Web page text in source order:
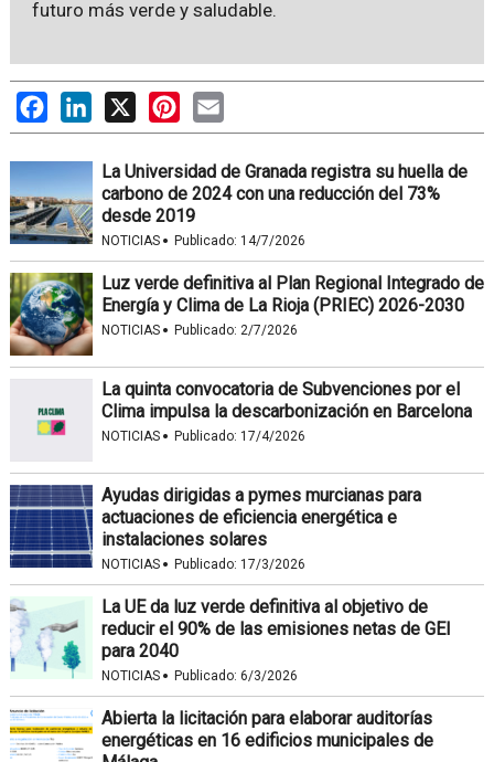
futuro más verde y saludable.
FacebookLinkedIn
X PinterestEmail
La Universidad de Granada registra su huella de
carbono de 2024 con una reducción del 73%
desde 2019
NOTICIAS · Publicado: 14/7/2026
Luz verde definitiva al Plan Regional Integrado de
Energía y Clima de La Rioja (PRIEC) 2026-2030
NOTICIAS · Publicado: 2/7/2026
La quinta convocatoria de Subvenciones por el
Clima impulsa la descarbonización en Barcelona
NOTICIAS · Publicado: 17/4/2026
Ayudas dirigidas a pymes murcianas para
actuaciones de eficiencia energética e
instalaciones solares
NOTICIAS · Publicado: 17/3/2026
La UE da luz verde definitiva al objetivo de
reducir el 90% de las emisiones netas de GEI
para 2040
NOTICIAS · Publicado: 6/3/2026
Abierta la licitación para elaborar auditorías
energéticas en 16 edificios municipales de